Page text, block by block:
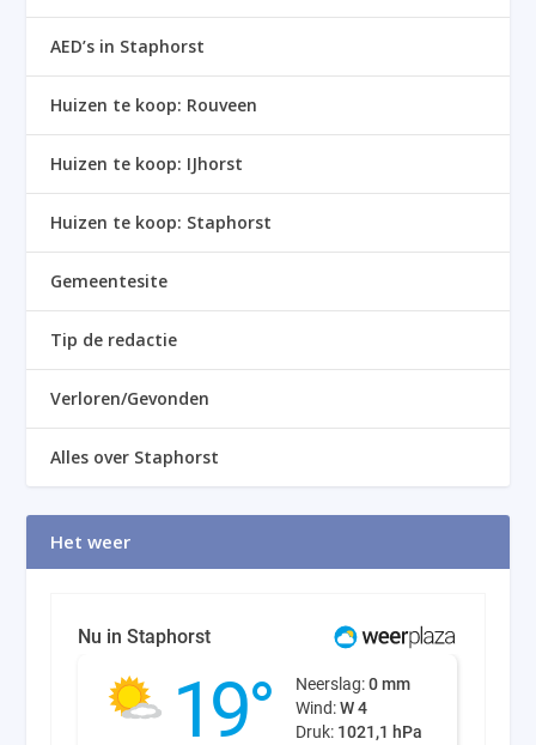
AED’s in Staphorst
Huizen te koop: Rouveen
Huizen te koop: IJhorst
Huizen te koop: Staphorst
Gemeentesite
Tip de redactie
Verloren/Gevonden
Alles over Staphorst
Het weer